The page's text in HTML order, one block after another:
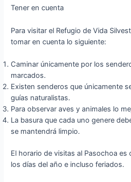
Tener en cuenta
Para visitar el Refugio de Vida
tomar en cuenta lo siguiente:
Caminar únicamente por los
marcados.
Existen senderos que únicamente
guías naturalistas.
Para observar aves y animales lo
La basura que cada uno genere
se mantendrá limpio.
El horario de visitas al Pasochoa
los días del año e incluso feriados.